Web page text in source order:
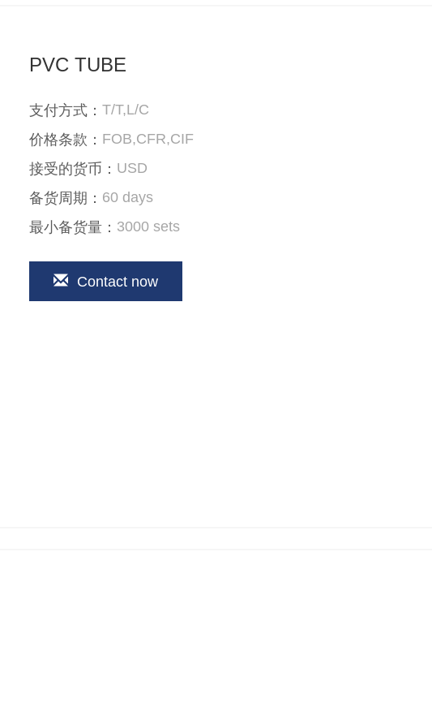
PVC TUBE
支付方式： T/T,L/C
价格条款： FOB,CFR,CIF
接受的货币： USD
备货周期： 60 days
最小备货量： 3000 sets
Contact now